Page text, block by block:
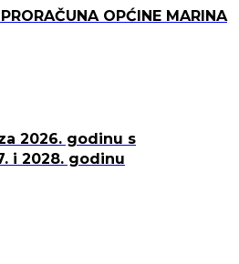
OPĆINE MARINA
2026. godinu s
i 2028. godinu